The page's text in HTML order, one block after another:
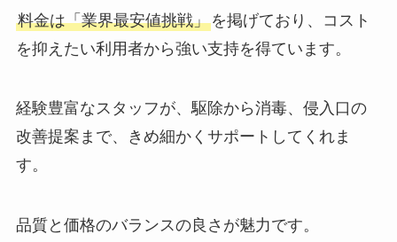
料金は「業界最安値挑戦」を掲げており、コスト
を抑えたい利用者から強い支持を得ています。
経験豊富なスタッフが、駆除から消毒、侵入口の
改善提案まで、きめ細かくサポートしてくれま
す。
品質と価格のバランスの良さが魅力です。